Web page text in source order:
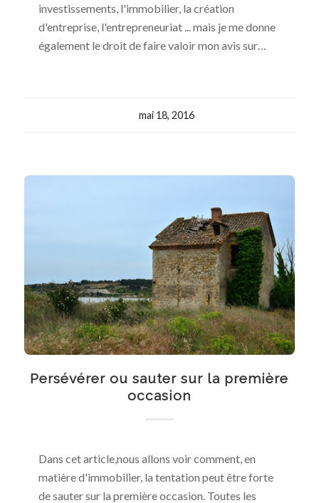
investissements, l'immobilier, la création
d'entreprise, l'entrepreneuriat ... mais je me donne
également le droit de faire valoir mon avis sur…
mai 18, 2016
Persévérer ou sauter sur la première
occasion
Dans cet article,nous allons voir comment, en
matière d'immobilier, la tentation peut être forte
de sauter sur la première occasion. Toutes les